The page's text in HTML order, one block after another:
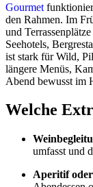
Gourmet
den Rahmen. Im
und
Seehotels,
ist stark für Wild,
längere Menüs,
Abend bewusst im
Welche
umfasst und
Aperitif